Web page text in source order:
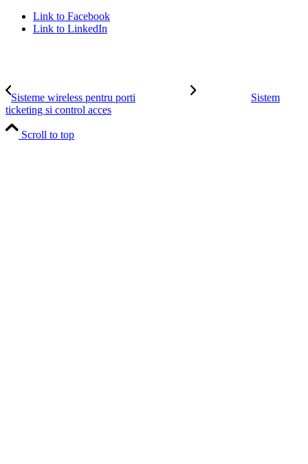
Link to Facebook
Link to LinkedIn
Sisteme wireless pentru porti
Sistem
ticketing si control acces
Scroll to top